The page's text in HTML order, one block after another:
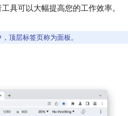
具可以大幅提高您的工作效率。
顶层标签页称为面板。